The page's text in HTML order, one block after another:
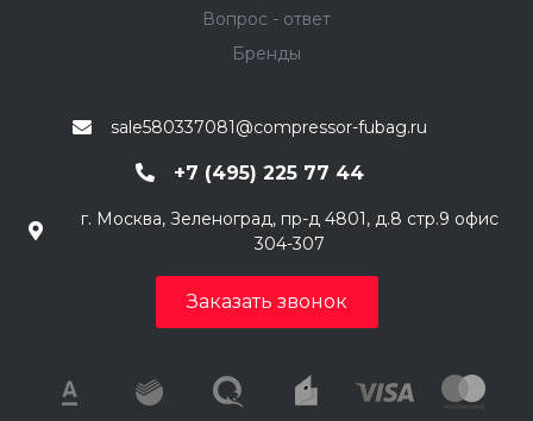
Вопрос - ответ
Бренды
sale580337081@compressor-fubag.ru
+7 (495) 225 77 44
г. Москва, Зеленоград, пр-д 4801, д.8 стр.9 офис
304-307
Заказать звонок